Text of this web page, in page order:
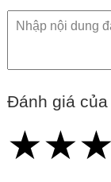
Đánh giá của
★
★★
★★★
★★★
★★★